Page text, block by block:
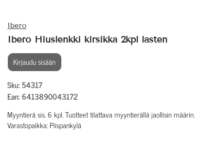
Ibero
Ibero Hiuslenkki kirsikka 2kpl lasten
Kirjaudu sisään
Sku: 54317
Ean: 6413890043172
Myyntierä sis. 6 kpl. Tuotteet tilattava myyntierällä jaollisin määrin.
Varastopaikka: Piispankylä